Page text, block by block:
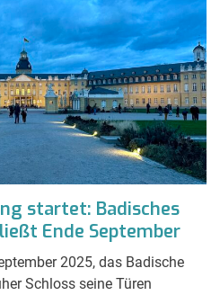
startet: Badisches
Ende September
2025, das Badische
Schloss seine Türen